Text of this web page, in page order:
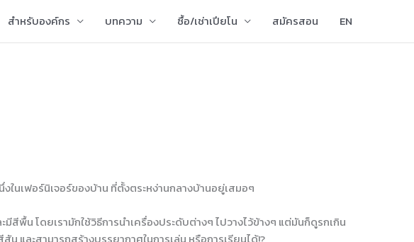
สำหรับองค์กร บทความ ซื้อ/เช่าเปียโน สมัครสอน EN
นเฟอร์นิเจอร์ของบ้าน ที่ตั้งตระหง่านกลางบ้านอยู่เสมอๆ
พื้น โดยเรามักใช้วิธีการนำเครื่องประดับต่างๆ ไปวางไว้ข้างๆ แต่มันก็ดูรกเกิน